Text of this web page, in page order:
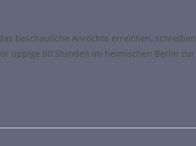
beschauliche Anröchte erreichen, schreiben
üppige 80 Stunden im heimischen Berlin zur